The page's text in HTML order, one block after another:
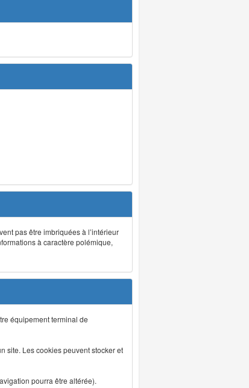
pas être imbriquées à l’intérieur
à caractère polémique,
équipement terminal de
site. Les cookies peuvent stocker et
pourra être altérée).